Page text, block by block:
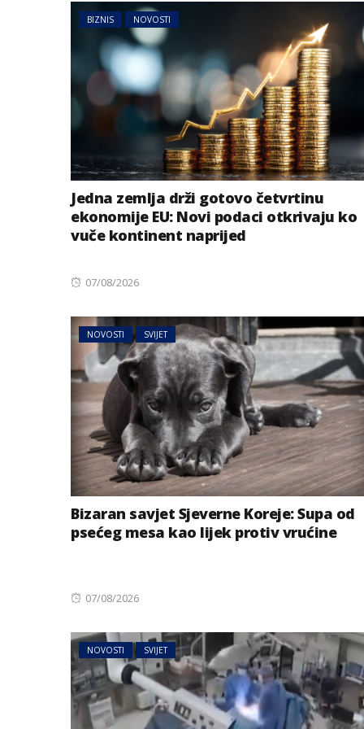
BIZNIS NOVOSTI
Jedna zemlja drži gotovo četvrtinu
ekonomije EU: Novi podaci otkrivaju ko
vuče kontinent naprijed
Posted
07/08/2026
NOVOSTI SVIJET
Bizaran savjet Sjeverne Koreje: Supa od
psećeg mesa kao lijek protiv vrućine
Posted
07/08/2026
NOVOSTI SVIJET
Energetski